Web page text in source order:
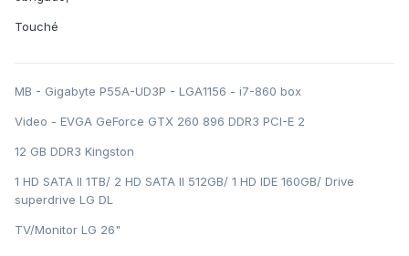
Touché
MB - Gigabyte P55A-UD3P - LGA1156 - i7-860 box
Video - EVGA GeForce GTX 260 896 DDR3 PCI-E 2
12 GB DDR3 Kingston
1 HD SATA II 1TB/ 2 HD SATA II 512GB/ 1 HD IDE 160GB/ Drive
superdrive LG DL
TV/Monitor LG 26"